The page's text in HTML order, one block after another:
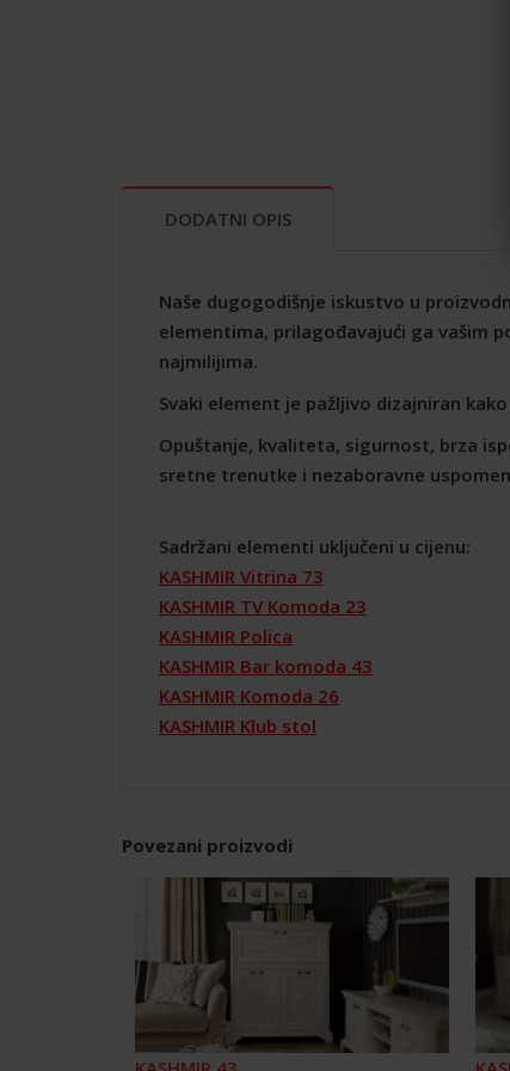
DODATNI OPIS
Naše dugogodišnje iskustvo u
elementima, prilagođavajući ga vašim
najmilijima.
Svaki element je pažljivo dizajniran
Opuštanje, kvaliteta, sigurnost, brza
sretne trenutke i nezaboravne
Sadržani elementi uključeni u cijenu:
KASHMIR Vitrina 73
KASHMIR TV Komoda 23
KASHMIR Polica
KASHMIR Bar komoda 43
KASHMIR Komoda 26
KASHMIR Klub stol
Povezani proizvodi